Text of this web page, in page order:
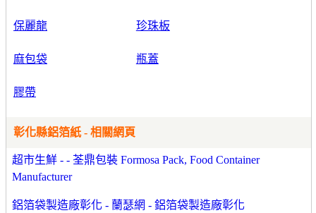
保麗龍 珍珠板
麻包袋 瓶蓋
膠帶
彰化縣鋁箔紙 - 相關網頁
超市生鮮 - - 荃鼎包裝 Formosa Pack, Food Container
Manufacturer
鋁箔袋製造廠彰化 - 蘭瑟網 - 鋁箔袋製造廠彰化